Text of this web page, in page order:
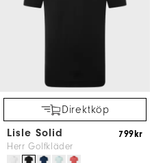
Direktköp
Lisle Solid
Herr Golfkläder
799kr